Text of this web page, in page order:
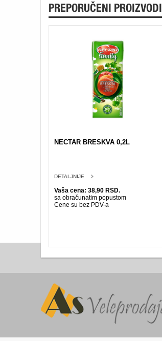
PREPORUČENI PROIZVODI
NECTAR BRESKVA 0,2L
DETALJNIJE
Vaša cena: 38,90 RSD.
sa obračunatim popustom
Cene su bez PDV-a